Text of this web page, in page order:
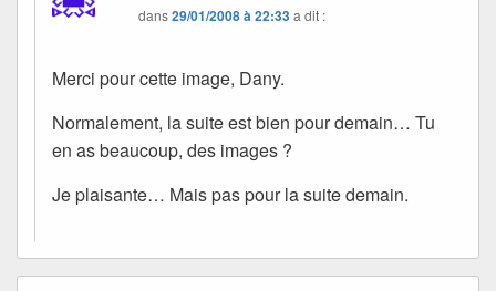
dans29/01/2008 à 22:33a dit :
Merci pour cette image, Dany.
Normalement, la suite est bien pour demain… Tu
en as beaucoup, des images ?
Je plaisante… Mais pas pour la suite demain.